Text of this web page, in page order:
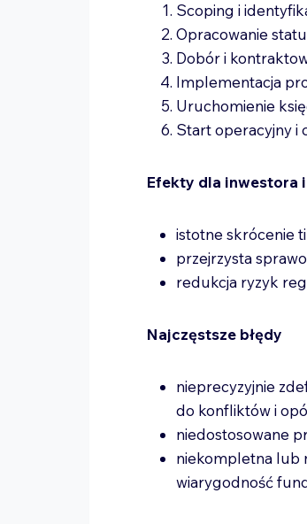
Scoping i
Opracowanie
Dobór i
Implementacja
Uruchomienie
Start operacyjny i
Efekty dla inwestora
istotne skrócenie
przejrzysta
redukcja ryzyk
Najczęstsze błędy
nieprecyzyjnie
do konfliktów i
niedostosowane
niekompletna lub
wiarygodność